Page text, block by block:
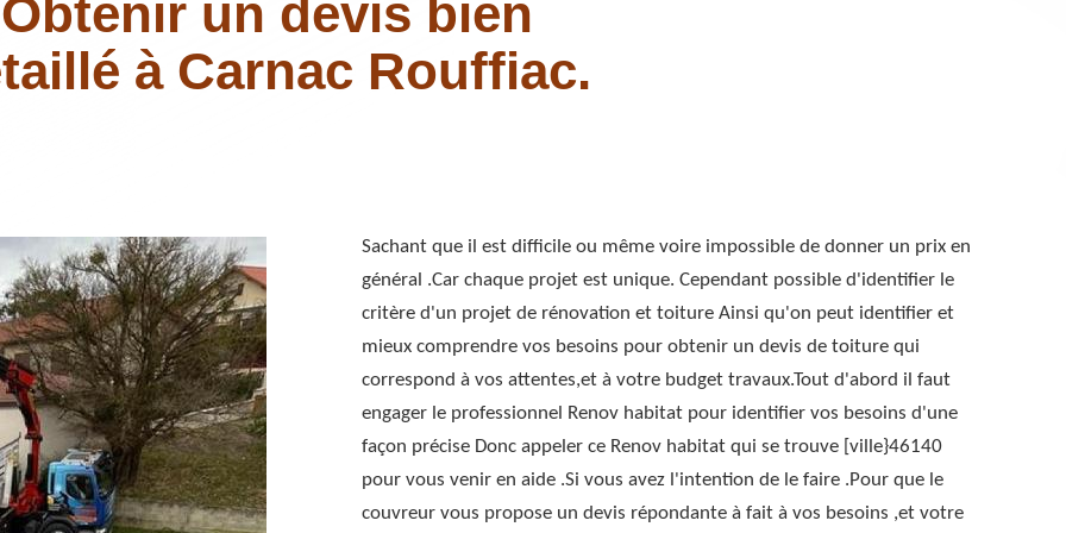
Obtenir un devis bien
à Carnac Rouffiac.
Sachant que il est difficile ou même voire impossible de donner un prix en
général .Car chaque projet est unique. Cependant possible d'identifier le
critère d'un projet de rénovation et toiture Ainsi qu'on peut identifier et
mieux comprendre vos besoins pour obtenir un devis de toiture qui
correspond à vos attentes,et à votre budget travaux.Tout d'abord il faut
engager le professionnel Renov habitat pour identifier vos besoins d'une
façon précise Donc appeler ce Renov habitat qui se trouve [ville}46140
pour vous venir en aide .Si vous avez l'intention de le faire .Pour que le
couvreur vous propose un devis répondante à fait à vos besoins ,et votre